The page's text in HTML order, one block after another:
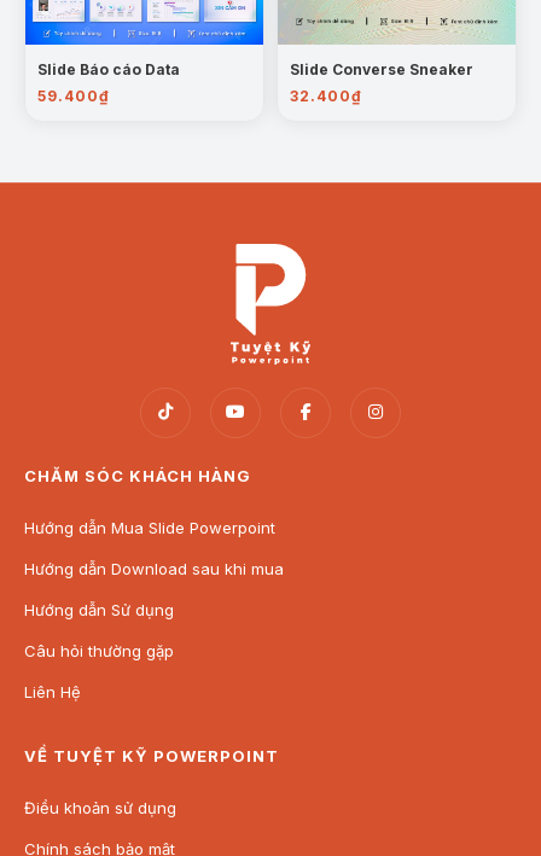
Slide Báo cáo Data
59.400₫
Slide Converse Sneaker
32.400₫
CHĂM SÓC KHÁCH HÀNG
Hướng dẫn Mua Slide Powerpoint
Hướng dẫn Download sau khi mua
Hướng dẫn Sử dụng
Câu hỏi thường gặp
Liên Hệ
VỀ TUYỆT KỸ POWERPOINT
Điều khoản sử dụng
Chính sách bảo mật